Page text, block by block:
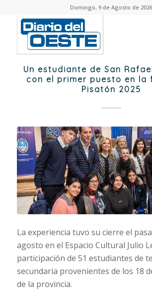
Domingo, 9 de Agosto de 2026
Un estudiante de San
con el primer puesto en la
Pisatón 2025
La experiencia tuvo su cierre el
agosto en el Espacio Cultural Julio
participación de 51 estudiantes de
secundaria provenientes de los 18
de la provincia.